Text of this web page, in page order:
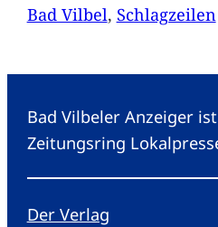
Bad Vilbel, Schlagzeilen
Bad Vilbeler Anzeiger
Zeitungsring
Der Verlag